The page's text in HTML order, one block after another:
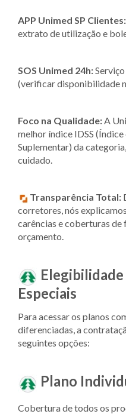
APP Unimed SP Clientes:
extrato de utilização e
SOS Unimed 24h:
(verificar disponibilidade
Foco na Qualidade:A
melhor índice IDSS
Suplementar) da
cuidado.
Transparência Total:
corretores, nós
carências e coberturas de
orçamento.
Especiais
Para acessar os planos
diferenciadas, a
seguintes opções:
Plano
Cobertura de todos os